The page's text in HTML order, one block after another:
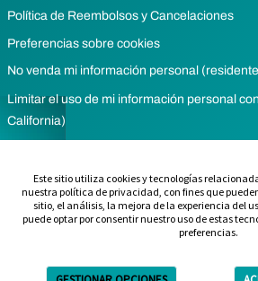
Este sitio utiliza cookies y tecnologías
nuestra política de privacidad, con fines que
sitio, el análisis, la mejora de la experiencia del
puede optar por consentir nuestro uso de estas
preferencias.
Política de Reembolsos y Cancelaciones
Preferencias sobre cookies
No venda mi información personal
Limitar el uso de mi información personal
California)